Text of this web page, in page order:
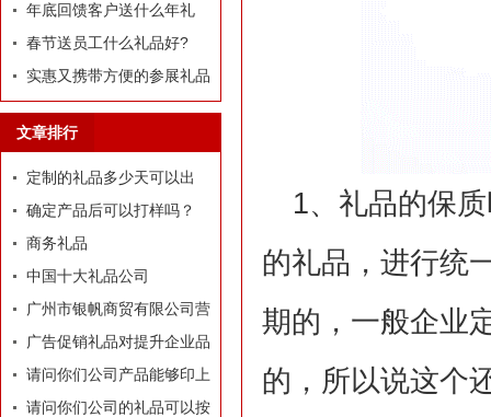
选择了
年底回馈客户送什么年礼
好?
春节送员工什么礼品好?
实惠又携带方便的参展礼品
文章排行
定制的礼品多少天可以出
货？
确定产品后可以打样吗？
商务礼品
中国十大礼品公司
广州市银帆商贸有限公司营
业执照
广告促销礼品对提升企业品
牌有着莫大的作用
请问你们公司产品能够印上
我们公司的LOGO和广告
请问你们公司的礼品可以按
1、礼品的保
的礼品，进行统
期的，一般企业
的，所以说这个